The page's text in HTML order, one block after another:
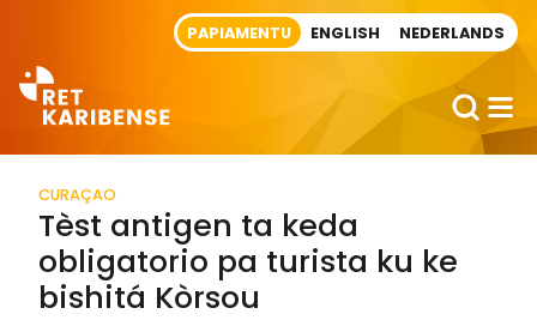
PAPIAMENTU ENGLISH NEDERLANDS
CURAÇAO
Tèst antigen ta keda
obligatorio pa turista ku ke
bishitá Kòrsou